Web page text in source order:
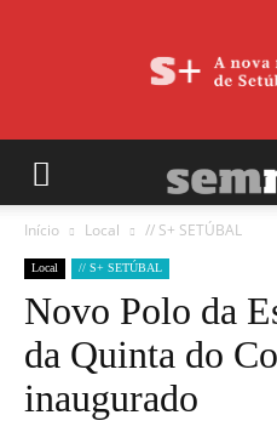
Início Local // S+ SETÚBAL
Local // S+ SETÚBAL
Novo Polo da
da Quinta do
inaugurado